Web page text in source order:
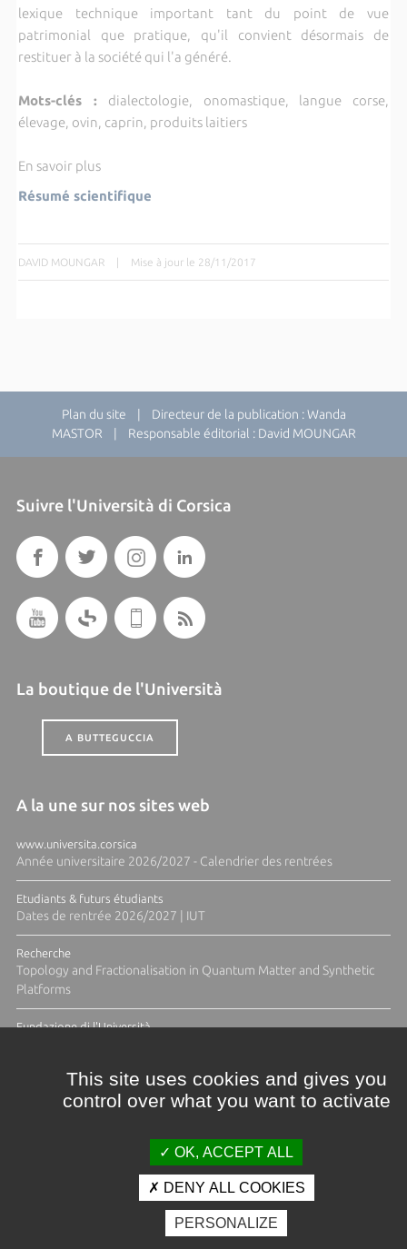
lexique technique important tant du point de vue
patrimonial que pratique, qu'il convient désormais de
restituer à la société qui l'a généré.
Mots-clés : dialectologie, onomastique, langue corse,
élevage, ovin, caprin, produits laitiers
En savoir plus
Résumé scientifique
DAVID MOUNGAR | Mise à jour le 28/11/2017
Plan du site | Directeur de la publication : Wanda
MASTOR | Responsable éditorial : David MOUNGAR
Suivre l'Università di Corsica
La boutique de l'Università
A BUTTEGUCCIA
A la une sur nos sites web
www.universita.corsica
Année universitaire 2026/2027 - Calendrier des rentrées
Etudiants & futurs étudiants
Dates de rentrée 2026/2027 | IUT
Recherche
Topology and Fractionalisation in Quantum Matter and Synthetic
Platforms
Fundazione di l'Università
Crédits et mentions légales
Espace presse
Photothèque
This site uses cookies and gives you
control over what you want to activate
OK, ACCEPT ALL
DENY ALL COOKIES
PERSONALIZE